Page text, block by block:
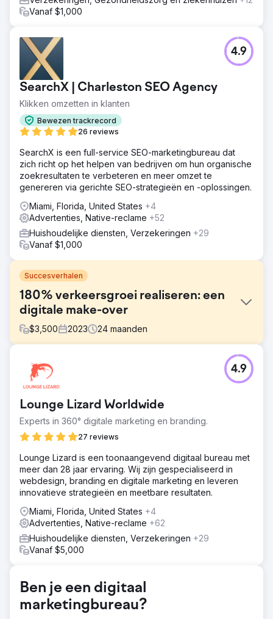
Vanaf $1,000
SearchX | Charleston SEO Agency
Klikken omzetten in klanten
Bewezen trackrecord
26 reviews
4.9
SearchX is een full-service SEO-marketingbureau dat
zich richt op het helpen van bedrijven om hun organische
zoekresultaten te verbeteren en meer omzet te
genereren via gerichte SEO-strategieën en -oplossingen.
Miami, Florida, United States +4
Advertenties, Native-reclame +52
Huishoudelijke diensten, Verzekeringen +29
Vanaf $1,000
Succesverhalen
180% verkeersgroei realiseren: een
digitale make-over
$3,500 2023 24 maanden
Dit project had als doel de digitale aanwezigheid van een
autospuiterij in Pompano Beach, FL te verbeteren door
SEO en gerichte PPC-campagnes. De primaire
doelstellingen waren om een professionele,
gebruiksvriendelijke website te creëren, de organische
zichtbaarheid van zoekopdrachten te verbeteren en
consistente, gekwalificeerde leads te genereren via
betaalde advertenties.
Oplossing
Webdesign: Een responsieve, gebruiksvriendelijke
website gebouwd om services te presenteren en
betrokkenheid te stimuleren. SEO: De site
geoptimaliseerd voor lokaal zoeken, verbeterde rankings
en meer organisch verkeer. PPC: Gerichte Google Ads-
campagnes gelanceerd om gekwalificeerde leads aan te
Resultaat
Verkeer: 180% toename in websitebezoeken en 40%
toename in gebruikersbetrokkenheid. SEO: Top 3-
Lounge Lizard Worldwide
Experts in 360° digitale marketing en branding.
27 reviews
4.9
Lounge Lizard is een toonaangevend digitaal bureau met
meer dan 28 jaar ervaring. Wij zijn gespecialiseerd in
webdesign, branding en digitale marketing en leveren
innovatieve strategieën en meetbare resultaten.
Miami, Florida, United States +4
Advertenties, Native-reclame +62
Huishoudelijke diensten, Verzekeringen +29
Vanaf $5,000
Ben je een digitaal
marketingbureau?